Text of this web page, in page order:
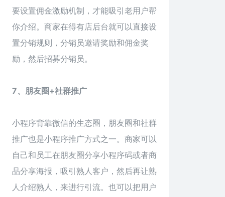
要设置佣金激励机制，才能吸引老用户帮
你介绍。商家在得有店后台就可以直接设
置分销规则，分销员邀请奖励和佣金奖
励，然后招募分销员。
7、朋友圈+社群推广
小程序背靠微信的生态圈，朋友圈和社群
推广也是小程序推广方式之一。商家可以
自己和员工在朋友圈分享小程序码或者商
品分享海报，吸引熟人客户，然后再让熟
人介绍熟人，来进行引流。也可以把用户